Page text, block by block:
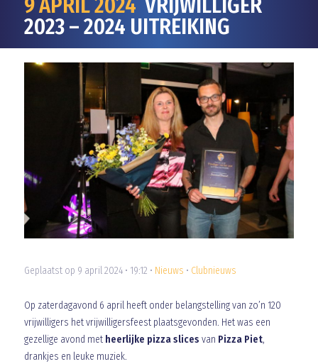
9 APRIL 2024 VRIJWILLIGER
2023 – 2024 UITREIKING
Geplaatst op 9 april 2024 • 19:12 • Nieuws • Clubnieuws
Op zaterdagavond 6 april heeft onder belangstelling van zo’n 120
vrijwilligers het vrijwilligersfeest plaatsgevonden. Het was een
gezellige avond met heerlijke pizza slices van Pizza Piet,
drankjes en leuke muziek.